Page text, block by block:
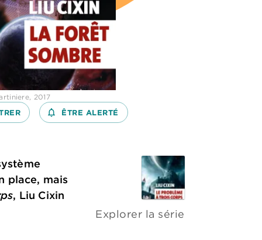
2017
notifications_none_outlined
ÊTRE ALERTÉ
place, mais
, Liu Cixin
Explorer la série